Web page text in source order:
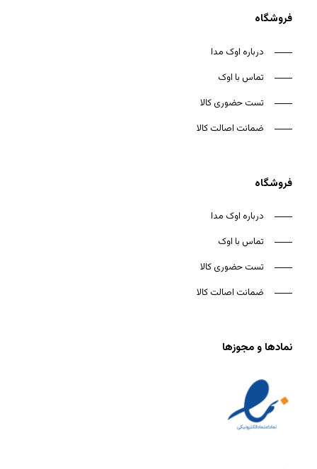
فروشگاه
درباره اوک مدا
تماس با اوک
تست حضوری کالا
ضمانت اصالت کالا
فروشگاه
درباره اوک مدا
تماس با اوک
تست حضوری کالا
ضمانت اصالت کالا
نمادها و مجوزها